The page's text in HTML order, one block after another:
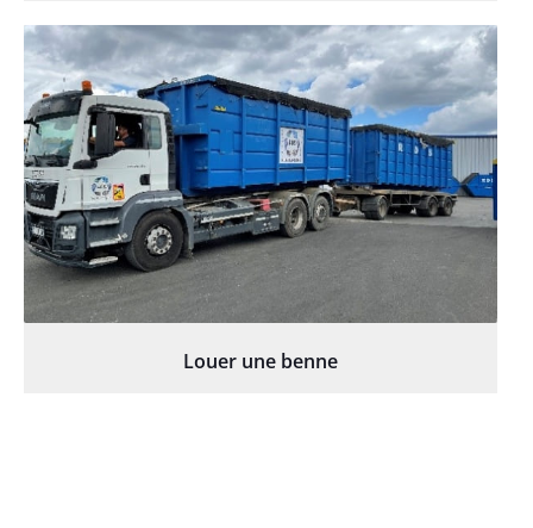
Louer une benne